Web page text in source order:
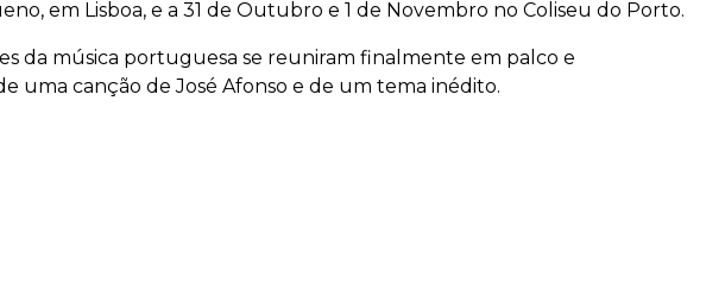
em Lisboa, e a 31 de Outubro e 1 de Novembro no Coliseu do Porto.
da música portuguesa se reuniram finalmente em palco e
uma canção de José Afonso e de um tema inédito.